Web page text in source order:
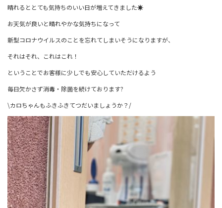
晴れるととても気持ちのいい日が増えてきました☀
お天気が良いと晴れやかな気持ちになって
新型コロナウイルスのことを忘れてしまいそうになりますが、
それはそれ、これはこれ！
ということでお客様に少しでも安心していただけるよう
毎日欠かさず消毒・除菌を続けております?
\カロちゃんもふきふきてつだいましょうか？/